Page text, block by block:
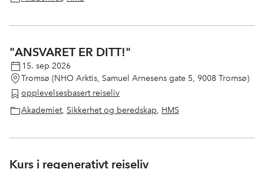
"ANSVARET ER DITT!"
15. sep 2026
Tromsø (NHO Arktis, Samuel Arnesens gate 5, 9008 Tromsø)
opplevelsesbasert reiseliv
Akademiet, Sikkerhet og beredskap, HMS
Kurs i regenerativt reiseliv